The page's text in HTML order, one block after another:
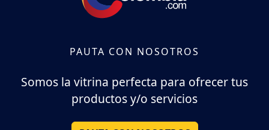
PAUTA CON NOSOTROS
Somos la vitrina perfecta para ofrecer tus
productos y/o servicios